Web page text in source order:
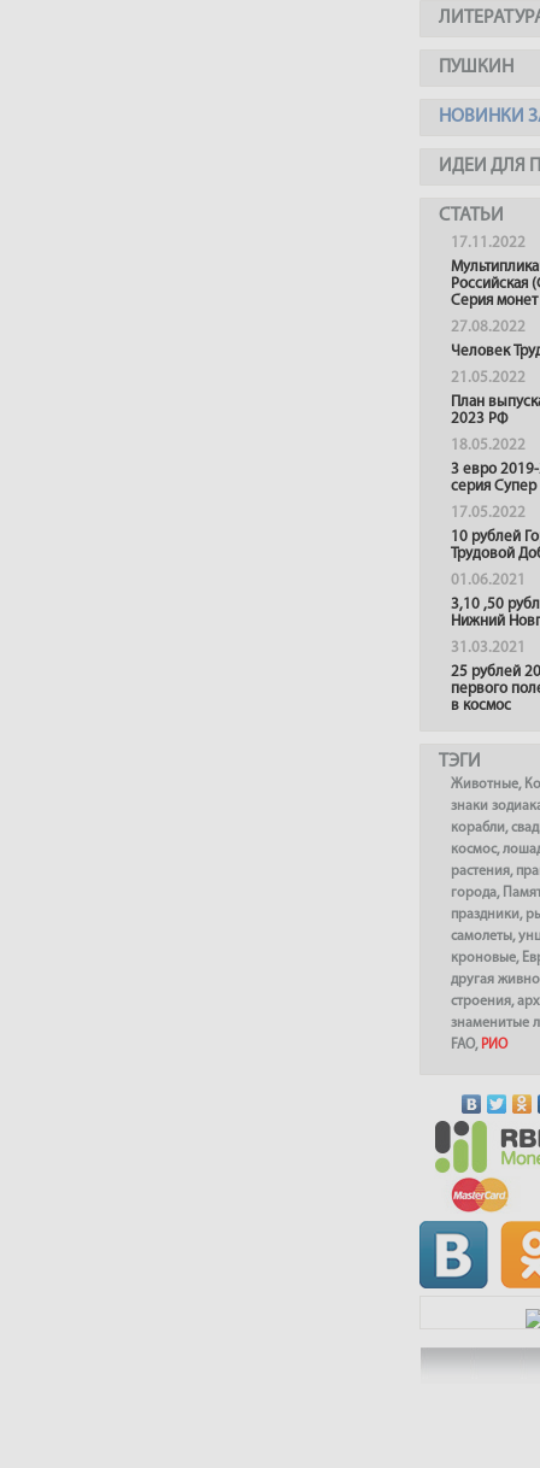
ПУШКИН
НОВИНКИ
ИДЕИ ДЛЯ
СТАТЬИ
17.11.2022
Российская
Серия монет
27.08.2022
Человек
21.05.2022
План
2023 РФ
18.05.2022
3 евро
серия
17.05.2022
10 рублей
Трудовой
01.06.2021
3,10 ,50
Нижний
31.03.2021
25 рублей
первого
в космос
ТЭГИ
Животные,
знаки
корабли,
космос,
растения,
города,
праздники,
самолеты,
кроновые,
другая
строения,
знаменитые
FAO, РИО